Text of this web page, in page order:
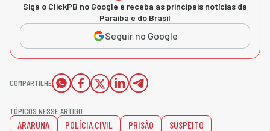
Siga o ClickPB no Google e receba as principais notícias da
Paraíba e do Brasil
Seguir no Google
COMPARTILHE
TÓPICOS NESSE ARTIGO:
ARARUNA POLÍCIA CIVIL PRISÃO
SUSPEITO